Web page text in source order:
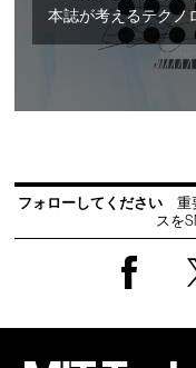
本誌が考えるテクノ
フォローしてください
重
スを